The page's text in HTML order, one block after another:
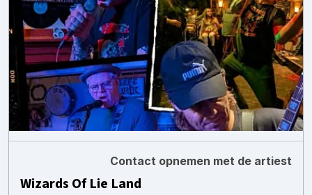
Contact opnemen met de artiest
Wizards Of Lie Land